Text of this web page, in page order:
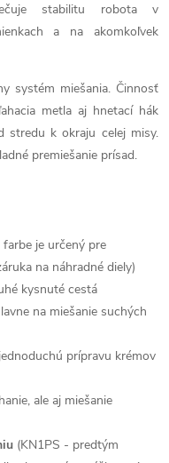
stabilitu robota v
a na akomkoľvek
systém miešania. Činnosť
metla aj hnetací hák
stredu k okraju celej misy.
premiešanie prísad.
je určený pre
na náhradné diely)
kysnuté cestá
na miešanie suchých
prípravu krémov
ale aj miešanie
(KN1PS - predtým